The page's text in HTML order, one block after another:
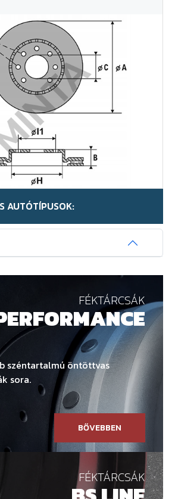
AUTÓTÍPUSOK:
FÉKTÁRCSÁK
széntartalmú öntöttvas
sora.
BŐVEBBEN
FÉKTÁRCSÁK